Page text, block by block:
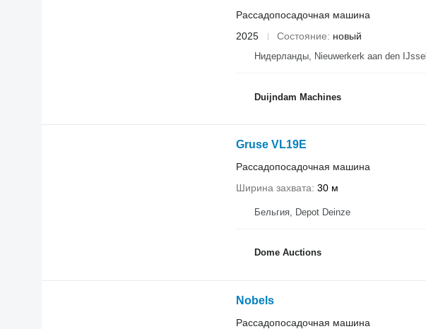
Рассадопосадочная машина
2025
Состояние новый
Нидерланды, Nieuwerkerk aan den IJssel
Duijndam Machines
Gruse VL19E
Рассадопосадочная машина
Ширина захвата 30 м
Бельгия, Depot Deinze
Dome Auctions
Nobels
Рассадопосадочная машина